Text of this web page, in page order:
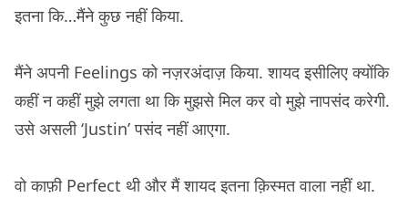
इतना कि…मैंने कुछ नहीं किया.
मैंने अपनी Feelings को नज़रअंदाज़ किया. शायद इसीलिए क्योंकि
कहीं न कहीं मुझे लगता था कि मुझसे मिल कर वो मुझे नापसंद करेगी.
उसे असली ‘Justin’ पसंद नहीं आएगा.
वो काफ़ी Perfect थी और मैं शायद इतना क़िस्मत वाला नहीं था.